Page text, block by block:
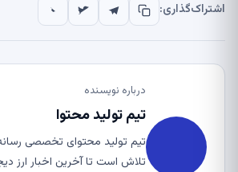
اشتراک‌گذاری:
درباره نویسنده
تیم تولید محتوا
تیم تولید محتوای تخصصی
تلاش است تا آخرین اخبار ارز